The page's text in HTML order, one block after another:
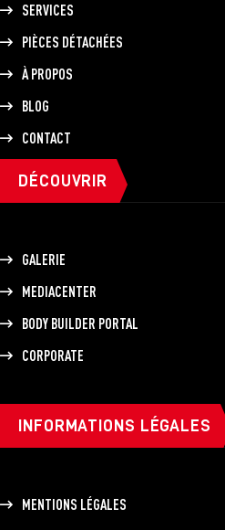
SERVICES
PIÈCES DÉTACHÉES
À PROPOS
BLOG
CONTACT
DÉCOUVRIR
GALERIE
MEDIACENTER
BODY BUILDER PORTAL
CORPORATE
INFORMATIONS LÉGALES
MENTIONS LÉGALES